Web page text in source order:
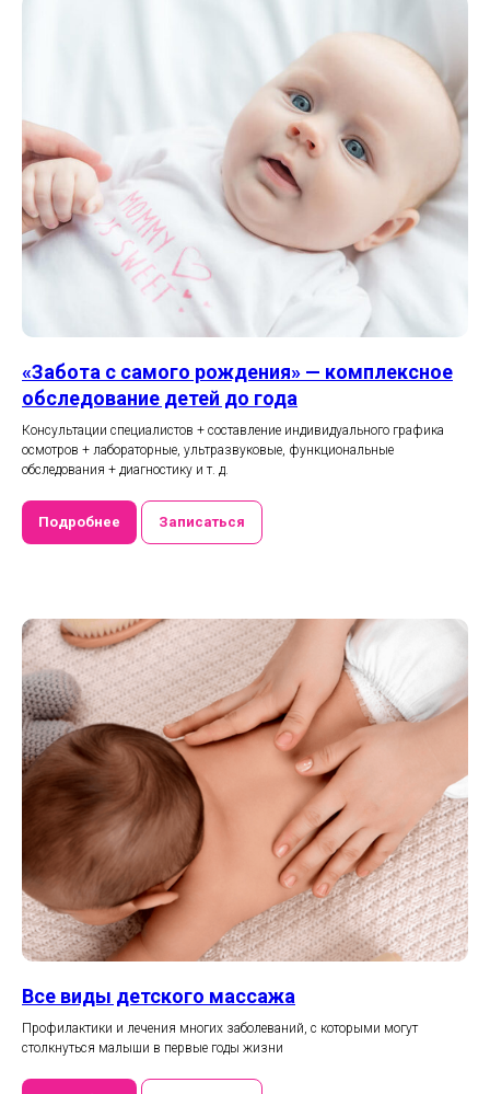
«Забота с самого рождения» — комплексное
обследование детей до года
Консультации специалистов + составление индивидуального графика
осмотров + лабораторные, ультразвуковые, функциональные
обследования + диагностику и т. д.
Подробнее Записаться
Все виды детского массажа
Профилактики и лечения многих заболеваний, с которыми могут
столкнуться малыши в первые годы жизни